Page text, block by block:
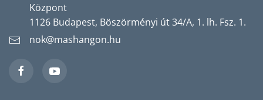
Központ
1126 Budapest, Böszörményi út 34/A, 1. lh. Fsz. 1.
nok@mashangon.hu